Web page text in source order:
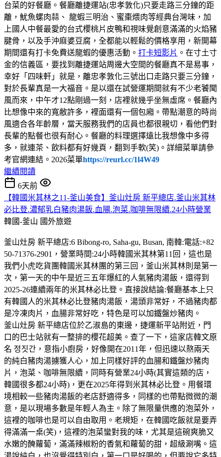
台菜的好餐廳。餐廳離捷運站(忠孝敦化)只要走路三分鐘的距
離，魷魚螺肉蒜、 龍蝦三明治、蜜棗煨肉等經典台灣味，加
上國人中餐最愛的台式櫻桃片皮鴨和視味覺創意滿滿的火焰豬
腱骨，以及手沖麻婆豆腐，全都能以輕鬆的價格享用，新開幕
期間還有打卡免費送龍蝦的優惠活動。 打卡短影片 。在寸土寸
金的信義區，要找到離捷運站周邊大空間的餐廳真不是易事，
幸好「四味軒」就是，離忠孝敦化三號出口走路只要三分鐘，
對於長輩真是一大福音。是以還在試營運期間就有不少老饕聞
風而來，中午才12點剛過一刻，店裡就幾乎坐無虛席。餐廳內
比想像中來的寬敝許多，裡面還有一個包廂。帶點潮意的時尚
風適合各年齡層，當天服務我們的店員也都很親切，看他們對
長輩的點餐也很有耐心。餐廳的料理選擇遠比我想像中多得
多，就連茶、飲料都有好幾頁，翻到手軟(笑)。詳細菜單請參
考官網連結。2026菜單https://reurl.cc/1l4W49
繼續閱讀
6天前
【韓國米其林之11-釜山美食】釜山灶房 新平總店.釜山米其林
必比登.濃郁乳白豬肉湯飯.血腸.泡菜.咖啡無限續.24小時營業
韓國-釜山 國外旅遊
釜山灶房 新平總店:6 Bibong-ro, Saha-gu, Busan, 南韓:電話:+82
50-71376-2901，營業時間:24小時韓國米其林第11回，這也是
我們小虎吃貨團韓國米其林團的第三回，釜山米其林則是第一
次，第一天的中午是近三五年爆紅的人氣豬肉湯飯，還得到
2025-26連續兩年的米其林必比登。直接說結論:餐廳基本上只
有韓國人的米其林必比登豬肉湯飯，湯頭非常好，不過豬肉都
是冷凍肉片，血腸非常好吃，特色是可以加鐵盤炒豬肉。
釜山灶房 新平總店位於乙淑島的東邊，捷運新平站附近，門
口的巴士站就有一整排的櫻花超美。查了一下，這家店韓文原
名 정짓간，意指小廚房，好像開在2011年，但迅速以熬兩天
的純白豬肉湯擄獲人心，加上同樣好評的血腸和鐵盤炒豬肉
片，泡菜、咖啡無限續，同時有營業24小時(其實這類的店，
韓國很多都24小時)，更在2025年得到米其林必比登。用餐環
境相較一些豬肉湯飯的老店舒適得多，同樣的也帶點微微的潮
意，是以現場多數是年輕人為主。除了無限量供應的泡菜外，
這裡的咖啡也是可以自由取用。老規矩，在韓國吃飯就是要弄
得滿滿一桌(笑)，這裡的泡菜蠻對我的味，尤其是這碗爽脆又
水嫩的醃蘿蔔，滿滿辣椒粉的香氣和蘿蔔的甜，超級涮嘴。這